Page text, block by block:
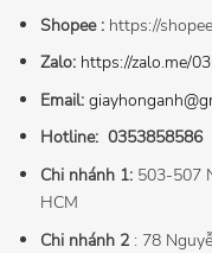
Shopee : https://
Zalo: https://zalo.me/
Email:
Hotline: 0353858586
Chi nhánh 1: 503-507
HCM
Chi nhánh 2: 78